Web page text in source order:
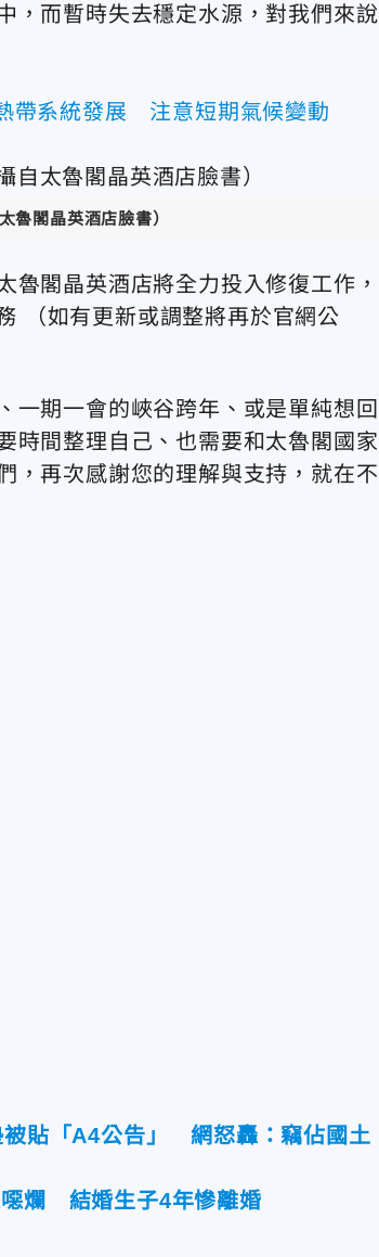
，而暫時失去穩定水源，對我們來說
帶系統發展 注意短期氣候變動
魯閣晶英酒店臉書）
魯閣晶英酒店將全力投入修復工作，
（如有更新或調整將再於官網公
一期一會的峽谷跨年、或是單純想回
時間整理自己、也需要和太魯閣國家
，再次感謝您的理解與支持，就在不
被貼「A4公告」 網怒轟：竊佔國土
噁爛 結婚生子4年慘離婚